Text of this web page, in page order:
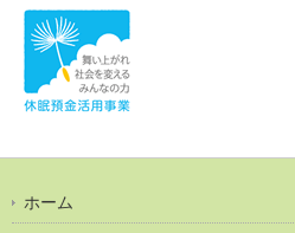
ホーム